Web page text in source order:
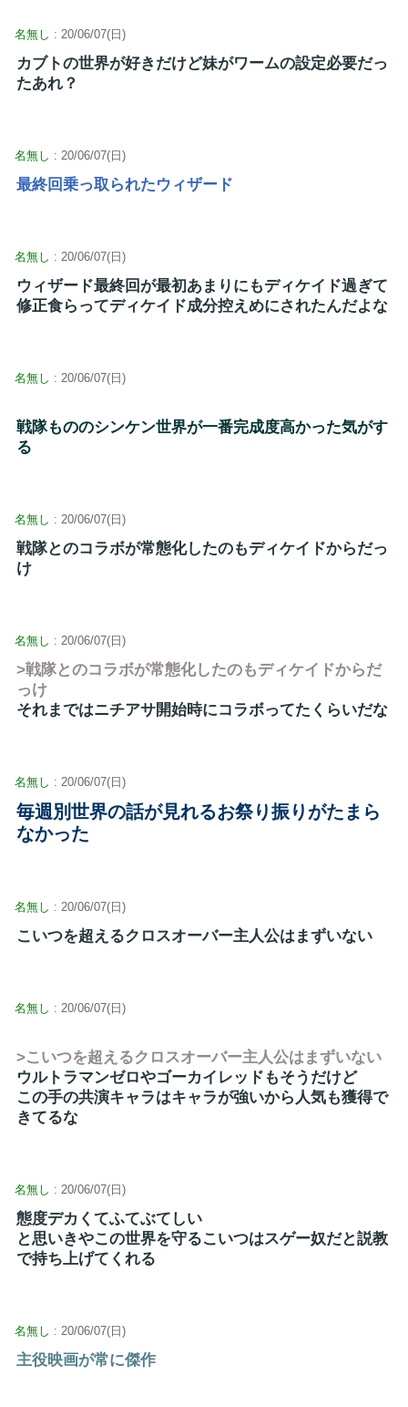
名無し : 20/06/07(日)
カブトの世界が好きだけど妹がワームの設定必要だっ
たあれ？
名無し : 20/06/07(日)
最終回乗っ取られたウィザード
名無し : 20/06/07(日)
ウィザード最終回が最初あまりにもディケイド過ぎて
修正食らってディケイド成分控えめにされたんだよな
名無し : 20/06/07(日)
戦隊もののシンケン世界が一番完成度高かった気がす
る
名無し : 20/06/07(日)
戦隊とのコラボが常態化したのもディケイドからだっ
け
名無し : 20/06/07(日)
>戦隊とのコラボが常態化したのもディケイドからだ
っけ
それまではニチアサ開始時にコラボってたくらいだな
名無し : 20/06/07(日)
毎週別世界の話が見れるお祭り振りがたまら
なかった
名無し : 20/06/07(日)
こいつを超えるクロスオーバー主人公はまずいない
名無し : 20/06/07(日)
>こいつを超えるクロスオーバー主人公はまずいない
ウルトラマンゼロやゴーカイレッドもそうだけど
この手の共演キャラはキャラが強いから人気も獲得で
きてるな
名無し : 20/06/07(日)
態度デカくてふてぶてしい
と思いきやこの世界を守るこいつはスゲー奴だと説教
で持ち上げてくれる
名無し : 20/06/07(日)
主役映画が常に傑作